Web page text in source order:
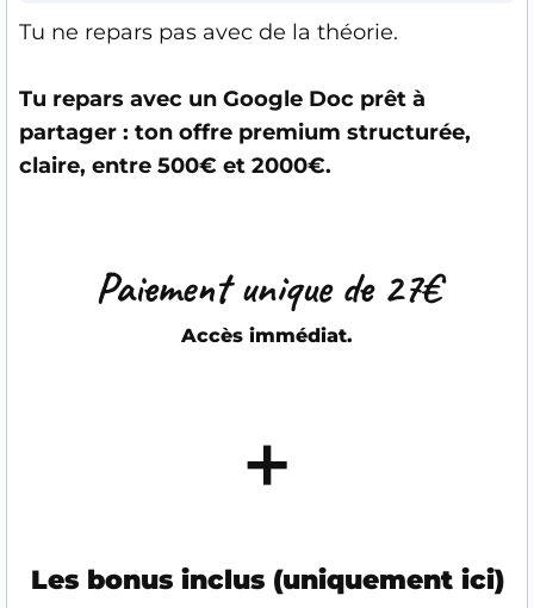
Tu ne repars pas avec de la théorie.
Tu repars avec un Google Doc prêt à
partager : ton offre premium structurée,
claire, entre 500€ et 2000€.
Paiement unique de 27€
Accès immédiat.
➕
Les bonus inclus (uniquement ici)